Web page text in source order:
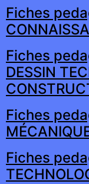
Fiches
Fiches
DESSIN
Fiches
Fiches